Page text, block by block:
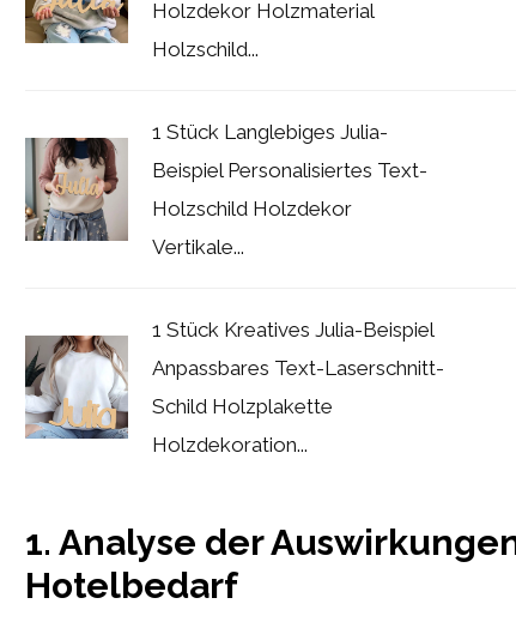
Holzdekor Holzmaterial
Holzschild...
1 Stück Langlebiges Julia-
Beispiel Personalisiertes Text-
Holzschild Holzdekor
Vertikale...
1 Stück Kreatives Julia-Beispiel
Anpassbares Text-Laserschnitt-
Schild Holzplakette
Holzdekoration...
1. Analyse der
Hotelbedarf